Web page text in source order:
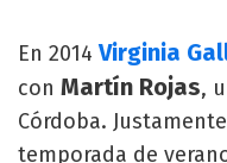
En 2014 Virginia
con Martín Rojas,
Córdoba.
temporada de